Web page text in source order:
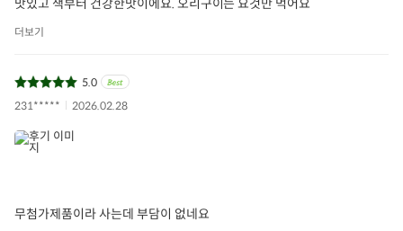
맛있고 색부터 건강한맛이에요. 오리구이는 요것만 먹어요
더보기
5.0
231*****
2026.02.28
무첨가제품이라 사는데 부담이 없네요